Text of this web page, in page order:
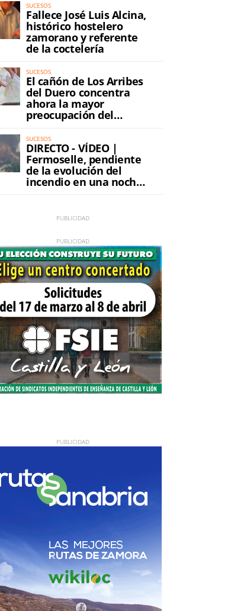
SUCESOS
Fallece José Luis Alcina,
histórico hostelero
zamorano y referente
de la coctelería
SUCESOS
El cañón de Los Arribes
del Duero concentra
ahora la mayor
preocupación del
incendio
SUCESOS
DIRECTO - VÍDEO |
Fermoselle, pendiente
de la evolución del
incendio en una noche